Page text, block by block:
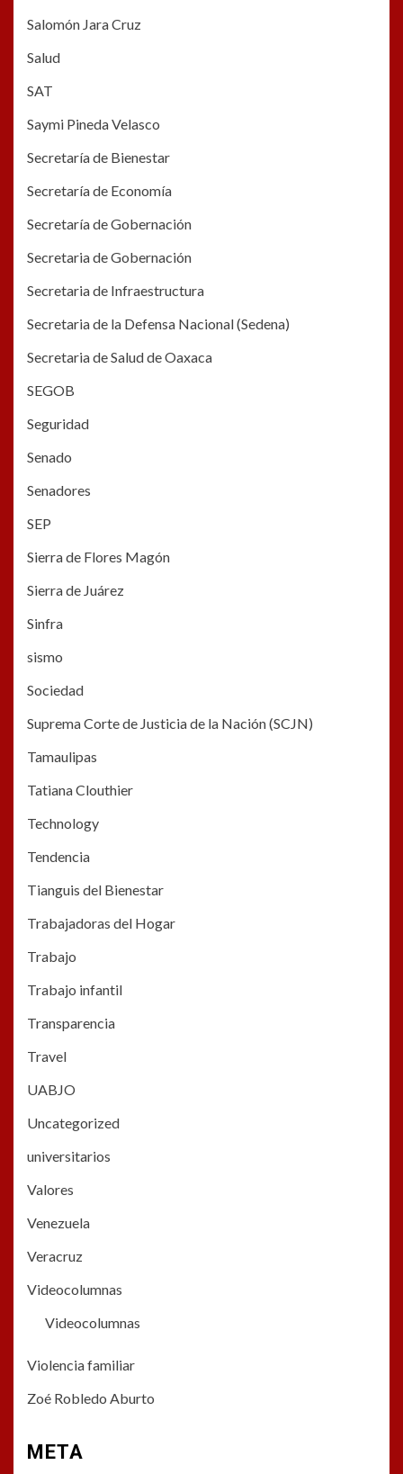
Salomón Jara Cruz
Salud
SAT
Saymi Pineda Velasco
Secretaría de Bienestar
Secretaría de Economía
Secretaría de Gobernación
Secretaria de Gobernación
Secretaria de Infraestructura
Secretaria de la Defensa Nacional (Sedena)
Secretaria de Salud de Oaxaca
SEGOB
Seguridad
Senado
Senadores
SEP
Sierra de Flores Magón
Sierra de Juárez
Sinfra
sismo
Sociedad
Suprema Corte de Justicia de la Nación (SCJN)
Tamaulipas
Tatiana Clouthier
Technology
Tendencia
Tianguis del Bienestar
Trabajadoras del Hogar
Trabajo
Trabajo infantil
Transparencia
Travel
UABJO
Uncategorized
universitarios
Valores
Venezuela
Veracruz
Videocolumnas
Videocolumnas
Violencia familiar
Zoé Robledo Aburto
META